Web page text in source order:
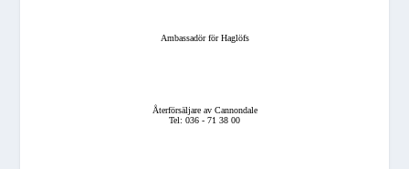
Ambassadör för Haglöfs
Återförsäljare av Cannondale
Tel: 036 - 71 38 00